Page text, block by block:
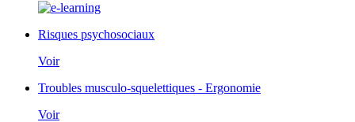
Risques psychosociaux
Voir
Troubles musculo-squelettiques - Ergonomie
Voir